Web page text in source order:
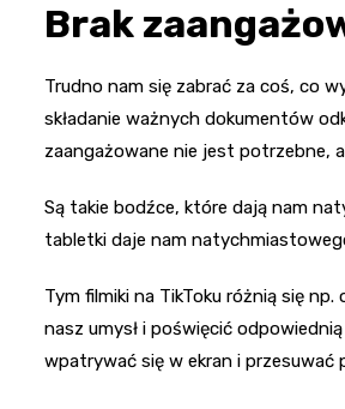
Brak
Trudno nam się zabrać za coś, co
składanie ważnych dokumentów
zaangażowane nie jest potrzebne,
Są takie bodźce, które dają nam
tabletki daje nam
Tym filmiki na TikToku różnią się
nasz umysł i poświęcić
wpatrywać się w ekran i przesuwać